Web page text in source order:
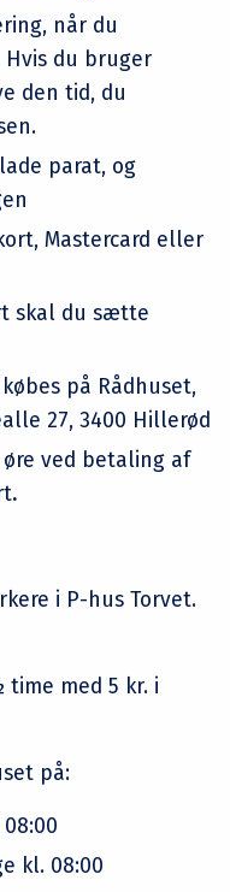
når du
du bruger
den tid, du
parat, og
Mastercard eller
skal du sætte
på Rådhuset,
27, 3400 Hillerød
ved betaling af
.
i P-hus Torvet.
med 5 kr. i
på:
kl. 08:00